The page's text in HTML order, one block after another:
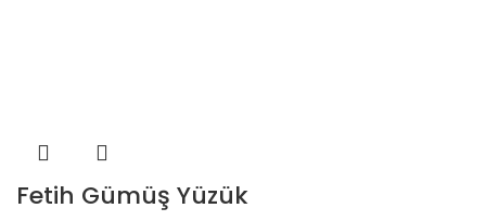
Fetih Gümüş Yüzük